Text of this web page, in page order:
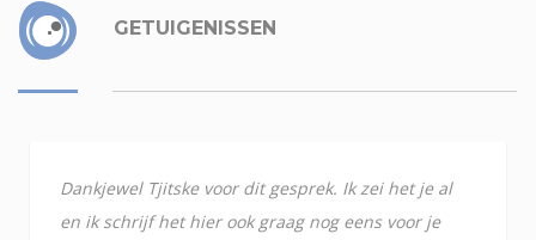
GETUIGENISSEN
Dankjewel Tjitske voor dit gesprek. Ik zei het je al
en ik schrijf het hier ook graag nog eens voor je